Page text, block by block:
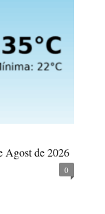
Agost de 2026
0